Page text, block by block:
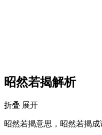
昭然若揭解析
折叠 展开
昭然若揭意思，昭然若揭成